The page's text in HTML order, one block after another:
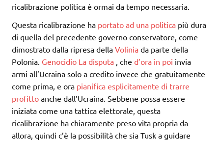
ricalibrazione politica è ormai da tempo necessaria.
Questa ricalibrazione ha portato ad una politica più dura
di quella del precedente governo conservatore, come
dimostrato dalla ripresa della Volinia da parte della
Polonia. Genocidio La disputa , che d’ora in poi invia
armi all’Ucraina solo a credito invece che gratuitamente
come prima, e ora pianifica esplicitamente di trarre
profitto anche dall’Ucraina. Sebbene possa essere
iniziata come una tattica elettorale, questa
ricalibrazione ha chiaramente preso vita propria da
allora, quindi c’è la possibilità che sia Tusk a guidare